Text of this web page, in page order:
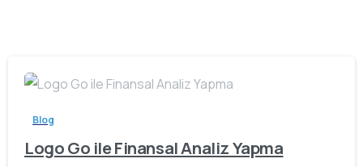
Blog
Logo Go ile Finansal Analiz Yapma